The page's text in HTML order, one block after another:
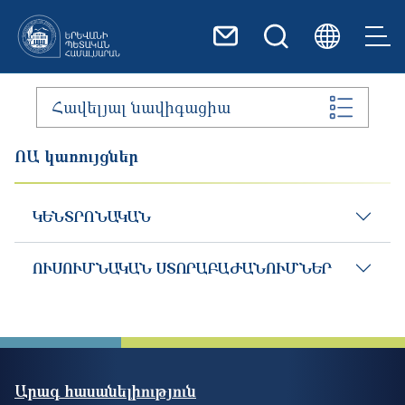
Հավելյալ նավիգացիա
ՈԱ կառույցներ
ԿԵՆՏՐՈՆԱԿԱՆ
ՈՒՍՈՒՄՆԱԿԱՆ ՍՏՈՐԱԲԱԺԱՆՈՒՄՆԵՐ
Արագ հասանելիություն